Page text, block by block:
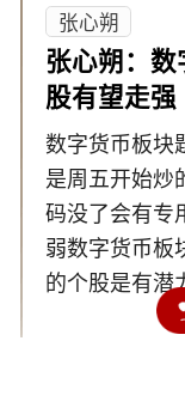
张心朔
张心朔：
股有望走强
数字货币板块
是周五开始炒
码没了会有专
弱数字货币板
的个股是有潜